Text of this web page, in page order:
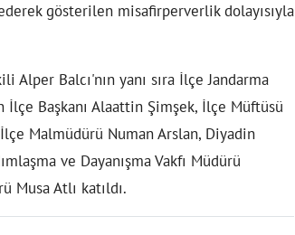
gösterilen misafirperverlik dolayısıyla
Alper Balcı'nın yanı sıra İlçe Jandarma
İlçe Başkanı Alaattin Şimşek, İlçe Müftüsü
Malmüdürü Numan Arslan, Diyadin
ve Dayanışma Vakfı Müdürü
Musa Atlı katıldı.